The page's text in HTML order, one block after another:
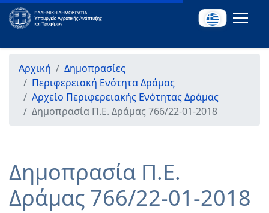
Αρχική
Δημοπρασίες
Περιφερειακή Ενότητα Δράμας
Αρχείο Περιφερειακής Ενότητας Δράμας
Δημοπρασία Π.Ε. Δράμας 766/22-01-2018
Δημοπρασία Π.Ε.
Δράμας 766/22-01-2018